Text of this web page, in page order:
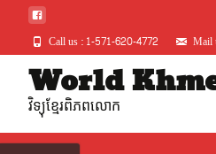
Call us : 1-571-620-4772 Mail
World
វិទ្យុខ្មែរពិភពលោក